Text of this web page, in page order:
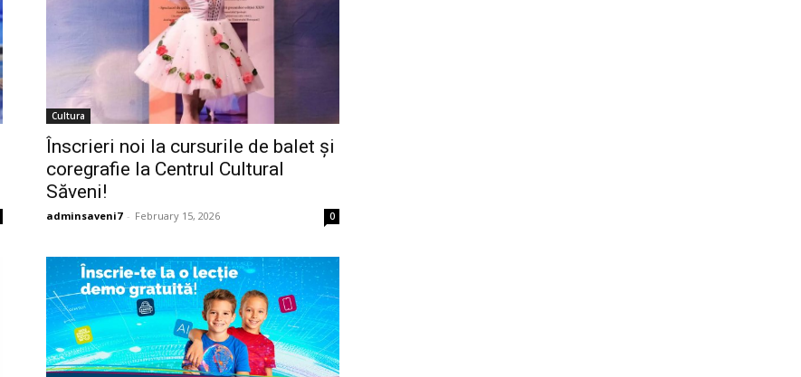
Cultura
Înscrieri noi la cursurile de balet și
coregrafie la Centrul Cultural
Săveni!
adminsaveni7 - February 15, 2026 0